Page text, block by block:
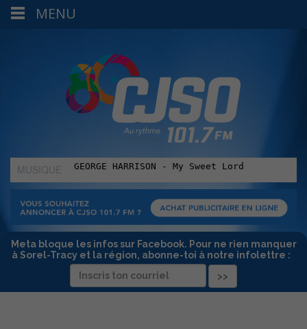
MUSIQUE
:
Meta bloque les infos sur Facebook. Pour ne rien manquer
à Sorel-Tracy et la région, abonne-toi à notre infolettre :
MENU